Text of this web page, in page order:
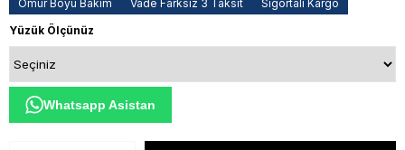
Ömür Boyu Bakım Vade Farksız 3 Taksit
Sigortalı Kargo
Yüzük Ölçünüz
Whatsapp Asistan